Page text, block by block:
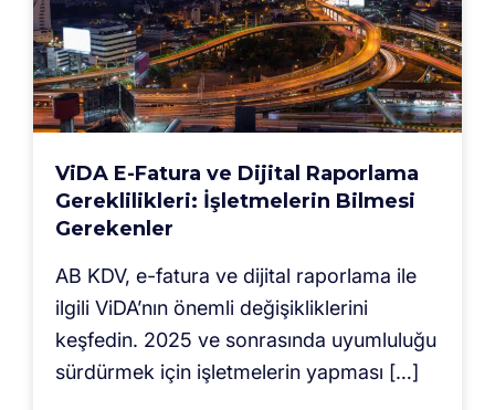
ViDA E-Fatura ve Dijital Raporlama
Gereklilikleri: İşletmelerin Bilmesi
Gerekenler
AB KDV, e-fatura ve dijital raporlama ile
ilgili ViDA’nın önemli değişikliklerini
keşfedin. 2025 ve sonrasında uyumluluğu
sürdürmek için işletmelerin yapması […]